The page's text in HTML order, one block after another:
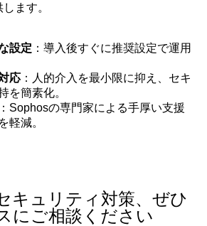
ます。
設定 ：導入後すぐに推奨設定で運用
応 ：人的介入を最小限に抑え、セキ
を簡素化。
：Sophosの専門家による手厚い支援
軽減。
キュリティ対策、ぜひ
にご相談ください